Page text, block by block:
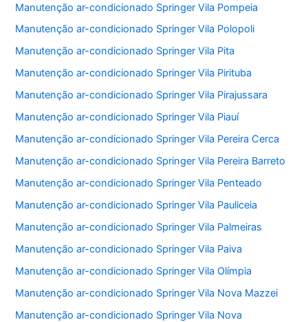
Manutenção ar-condicionado Springer Vila Pompeia
Manutenção ar-condicionado Springer Vila Polopoli
Manutenção ar-condicionado Springer Vila Pita
Manutenção ar-condicionado Springer Vila Pirituba
Manutenção ar-condicionado Springer Vila Pirajussara
Manutenção ar-condicionado Springer Vila Piauí
Manutenção ar-condicionado Springer Vila Pereira Cerca
Manutenção ar-condicionado Springer Vila Pereira Barreto
Manutenção ar-condicionado Springer Vila Penteado
Manutenção ar-condicionado Springer Vila Pauliceia
Manutenção ar-condicionado Springer Vila Palmeiras
Manutenção ar-condicionado Springer Vila Paiva
Manutenção ar-condicionado Springer Vila Olímpia
Manutenção ar-condicionado Springer Vila Nova Mazzei
Manutenção ar-condicionado Springer Vila Nova